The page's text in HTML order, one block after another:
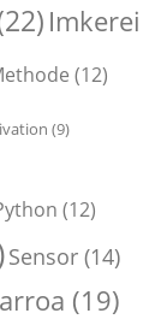
Imkerei
(12)
(9)
(12)
Sensor (14)
(19)